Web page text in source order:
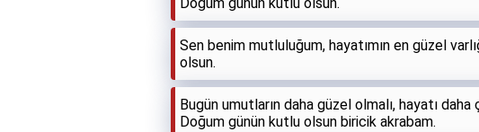
Sen benim mutluluğum, hayatımın en güzel
olsun.
Bugün umutların daha güzel olmalı, hayatı
Doğum günün kutlu olsun biricik akrabam.